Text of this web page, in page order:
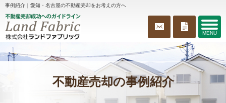
事例紹介｜愛知・名古屋の不動産売却をお考えの方へ
MENU
不動産売却の事例紹介